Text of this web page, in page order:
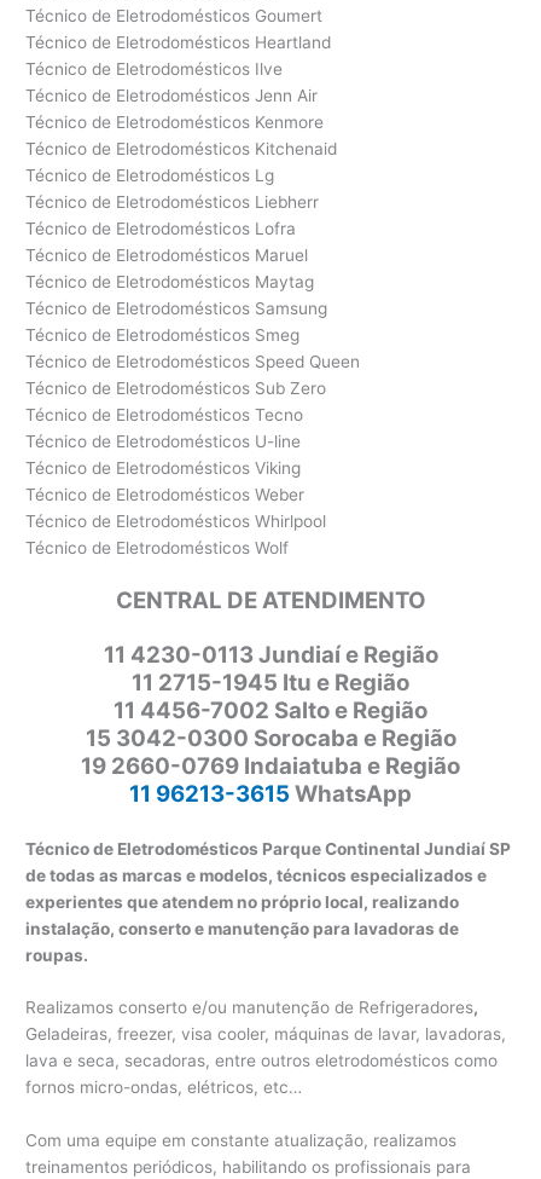
Técnico de Eletrodomésticos Goumert
Técnico de Eletrodomésticos Heartland
Técnico de Eletrodomésticos Ilve
Técnico de Eletrodomésticos Jenn Air
Técnico de Eletrodomésticos Kenmore
Técnico de Eletrodomésticos Kitchenaid
Técnico de Eletrodomésticos Lg
Técnico de Eletrodomésticos Liebherr
Técnico de Eletrodomésticos Lofra
Técnico de Eletrodomésticos Maruel
Técnico de Eletrodomésticos Maytag
Técnico de Eletrodomésticos Samsung
Técnico de Eletrodomésticos Smeg
Técnico de Eletrodomésticos Speed Queen
Técnico de Eletrodomésticos Sub Zero
Técnico de Eletrodomésticos Tecno
Técnico de Eletrodomésticos U-line
Técnico de Eletrodomésticos Viking
Técnico de Eletrodomésticos Weber
Técnico de Eletrodomésticos Whirlpool
Técnico de Eletrodomésticos Wolf
CENTRAL DE ATENDIMENTO
11 4230-0113 Jundiaí e Região
11 2715-1945 Itu e Região
11 4456-7002 Salto e Região
15 3042-0300 Sorocaba e Região
19 2660-0769 Indaiatuba e Região
11 96213-3615 WhatsApp
Técnico de Eletrodomésticos Parque Continental Jundiaí SP
de todas as marcas e modelos, técnicos especializados e
experientes que atendem no próprio local, realizando
instalação, conserto e manutenção para lavadoras de
roupas.
Realizamos conserto e/ou manutenção de Refrigeradores,
Geladeiras, freezer, visa cooler, máquinas de lavar, lavadoras,
lava e seca, secadoras, entre outros eletrodomésticos como
fornos micro-ondas, elétricos, etc…
Com uma equipe em constante atualização, realizamos
treinamentos periódicos, habilitando os profissionais para